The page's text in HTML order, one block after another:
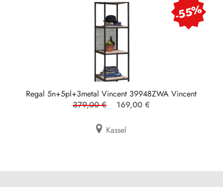
Regal 5n+5pl+3metal Vincent 39948ZWA Vincent
379,00 €
169,00 €
Kassel
-55%